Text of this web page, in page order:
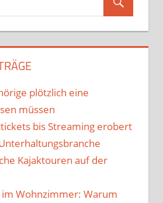
plötzlich eine
müssen
bis Streaming erobert
Kajaktouren auf der
Wohnzimmer: Warum